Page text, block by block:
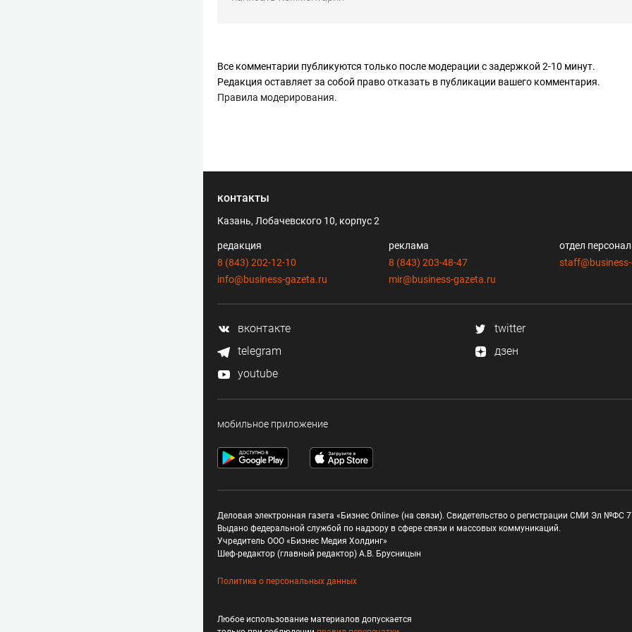
Все комментарии публикуются только после модерации с задержкой 2-10 минут.
Редакция оставляет за собой право отказать в публикации вашего комментария.
Правила модерирования.
контакты
Казань, Лобачевского 10, корпус 2
редакция
8 (843) 202-12-10
info@business-gazeta.ru
реклама
8 (843) 203-48-47
mir@business-gazeta.ru
отдел
вконтакте
twitter
telegram
дзен
youtube
мобильное приложение
Деловая электронная газета «Бизнес Online» (на связи). Свидетельство о регистрации СМИ Эл №ФС
Выдано федеральной службой по надзору в сфере связи и массовых коммуникаций.
Учредитель ООО «Бизнес Медия Холдинг»
Шеф-редактор (главный редактор) А.В. Брусницын
Политика о персональных данных
Любое использование материалов допускается